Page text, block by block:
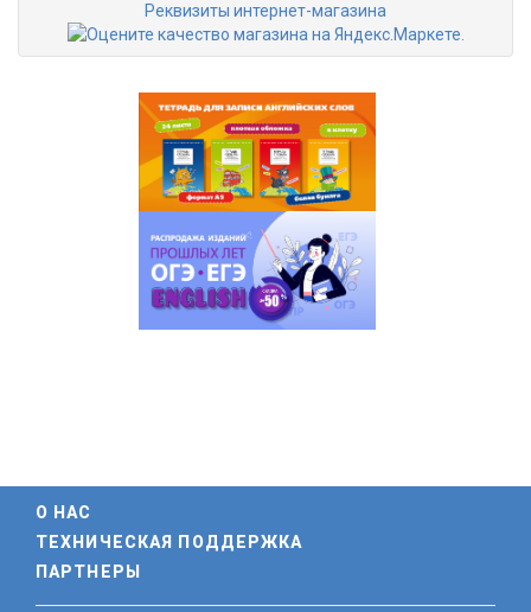
Реквизиты интернет-магазина
О НАС
ТЕХНИЧЕСКАЯ ПОДДЕРЖКА
ПАРТНЕРЫ